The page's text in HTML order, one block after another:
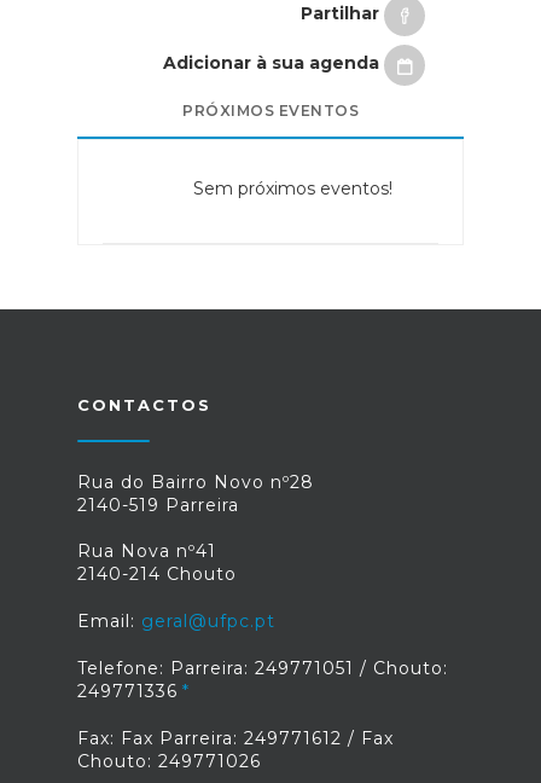
Partilhar
Adicionar à sua agenda
PRÓXIMOS EVENTOS
Sem próximos eventos!
CONTACTOS
Rua do Bairro Novo nº28
2140-519 Parreira
Rua Nova nº41
2140-214 Chouto
Email: geral@ufpc.pt
Telefone: Parreira: 249771051 / Chouto:
249771336
Fax: Fax Parreira: 249771612 / Fax
Chouto: 249771026